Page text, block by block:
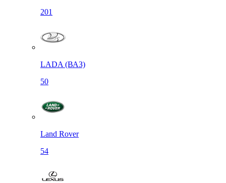
201
LADA (ВАЗ)
50
Land Rover
54